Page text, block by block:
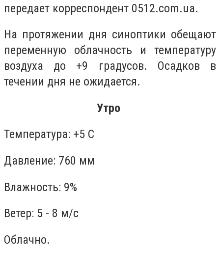
передает корреспондент 0512.com.ua.
На протяжении дня синоптики обещают
переменную облачность и температуру
воздуха до +9 градусов. Осадков в
течении дня не ожидается.
Утро
Температура: +5 С
Давление: 760 мм
Влажность: 9%
Ветер: 5 - 8 м/с
Облачно.